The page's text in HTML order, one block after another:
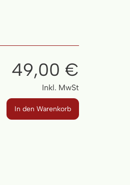
49,00 €
Inkl. MwSt
In den Warenkorb